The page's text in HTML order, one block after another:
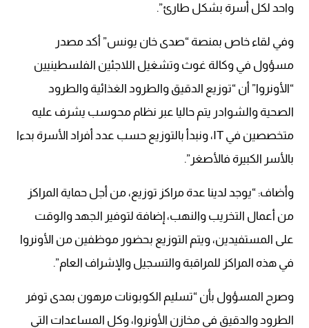
واحد لكل أسرة بشكل طارئ”.
وفي لقاء خاص بمنصة “صدى خان يونس” أكد مصدر
مسؤول في وكالة غوث وتشغيل اللاجئين الفلسطينيين
“الأونروا” أن “توزيع الدقيق والطرود الغذائية والطرود
الصحية والشوادر يتم حاليا عبر نظام محوسب يشرف عليه
متخصصين في IT، ونبدأ بالتوزيع حسب عدد أفراد الأسرة بدءا
بالأسر الكبيرة فالأصغر”.
وأضاف: “يوجد لدينا عدة مراكز توزيع، من أجل حماية المراكز
من أعمال التخريب والنهب، إضافة لتوفير الجهد والوقت
على المستفيدين، ويتم التوزيع بحضور موظفين من الأونروا
في هذه المراكز للمراقبة والتسجيل والإشراف العام”.
وصرح المسؤول بأن “تسليم الكوبونات مرهون بمدى توفر
الطرود والدقيق في مخازن الأونروا، وكل المساعدات التي